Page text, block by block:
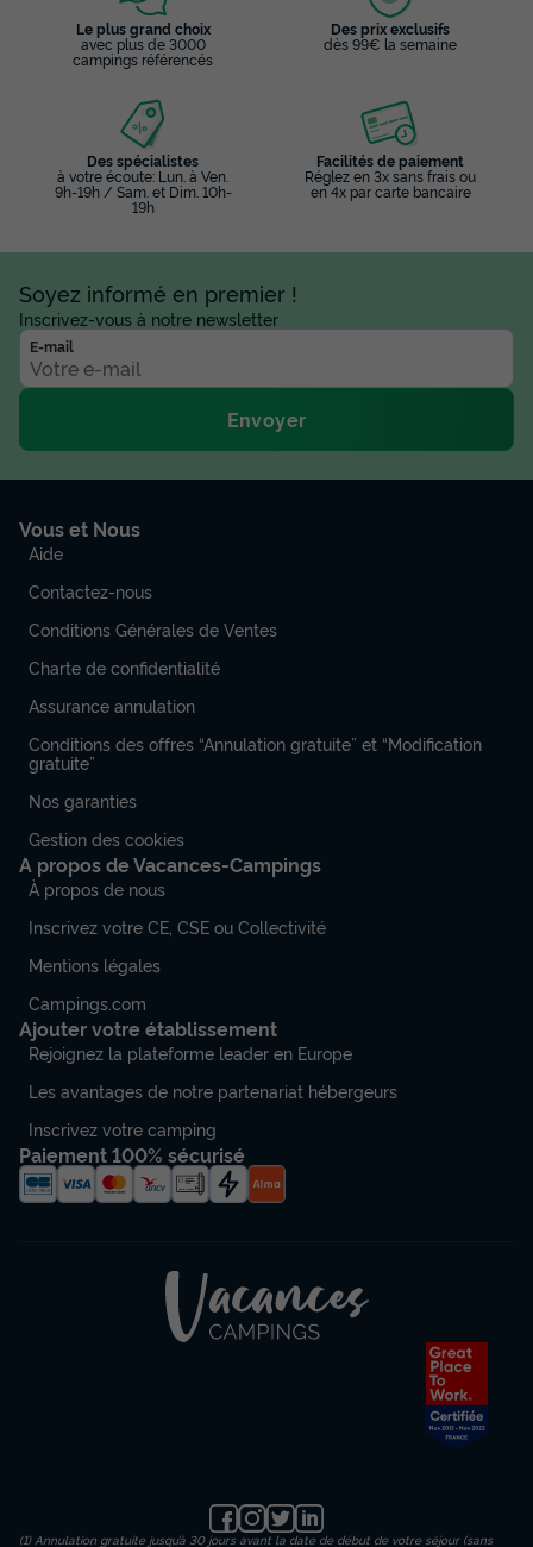
Le plus grand choix
avec plus de 3000
campings référencés
Des prix exclusifs
dès 99€ la semaine
Des spécialistes
à votre écoute: Lun. à Ven.
9h-19h / Sam. et Dim. 10h-
19h
Facilités de paiement
Réglez en 3x sans frais ou
en 4x par carte bancaire
Soyez informé en premier !
Inscrivez-vous à notre newsletter
E-mail
Envoyer
Vous et Nous
Aide
Contactez-nous
Conditions Générales de Ventes
Charte de confidentialité
Assurance annulation
Conditions des offres “Annulation gratuite” et “Modification
gratuite”
Nos garanties
Gestion des cookies
A propos de Vacances-Campings
À propos de nous
Inscrivez votre CE, CSE ou Collectivité
Mentions légales
Campings.com
Ajouter votre établissement
Rejoignez la plateforme leader en Europe
Les avantages de notre partenariat hébergeurs
Inscrivez votre camping
Paiement 100% sécurisé
(1) Annulation gratuite jusqu’à 30 jours avant la date de début de votre séjour (sans